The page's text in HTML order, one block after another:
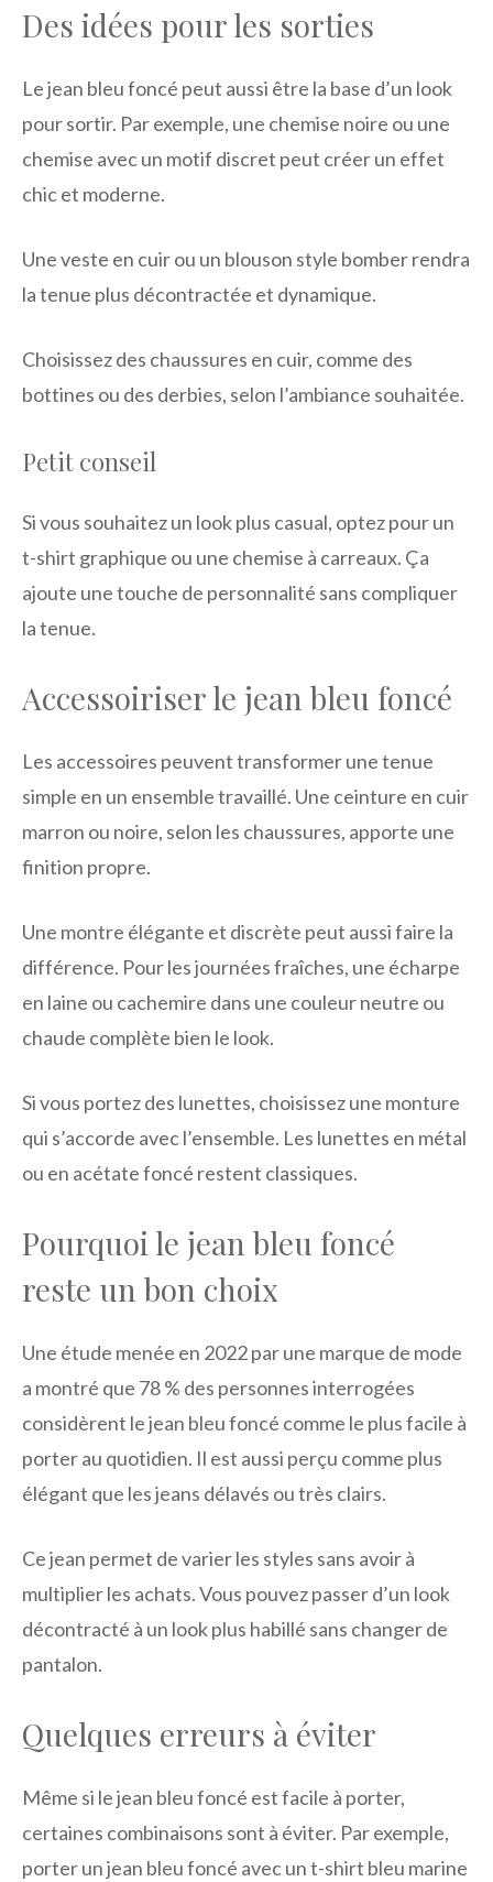
Des idées pour les sorties
Le jean bleu foncé peut aussi être la base d’un look
pour sortir. Par exemple, une chemise noire ou une
chemise avec un motif discret peut créer un effet
chic et moderne.
Une veste en cuir ou un blouson style bomber rendra
la tenue plus décontractée et dynamique.
Choisissez des chaussures en cuir, comme des
bottines ou des derbies, selon l’ambiance souhaitée.
Petit conseil
Si vous souhaitez un look plus casual, optez pour un
t-shirt graphique ou une chemise à carreaux. Ça
ajoute une touche de personnalité sans compliquer
la tenue.
Accessoiriser le jean bleu foncé
Les accessoires peuvent transformer une tenue
simple en un ensemble travaillé. Une ceinture en cuir
marron ou noire, selon les chaussures, apporte une
finition propre.
Une montre élégante et discrète peut aussi faire la
différence. Pour les journées fraîches, une écharpe
en laine ou cachemire dans une couleur neutre ou
chaude complète bien le look.
Si vous portez des lunettes, choisissez une monture
qui s’accorde avec l’ensemble. Les lunettes en métal
ou en acétate foncé restent classiques.
Pourquoi le jean bleu foncé
reste un bon choix
Une étude menée en 2022 par une marque de mode
a montré que 78 % des personnes interrogées
considèrent le jean bleu foncé comme le plus facile à
porter au quotidien. Il est aussi perçu comme plus
élégant que les jeans délavés ou très clairs.
Ce jean permet de varier les styles sans avoir à
multiplier les achats. Vous pouvez passer d’un look
décontracté à un look plus habillé sans changer de
pantalon.
Quelques erreurs à éviter
Même si le jean bleu foncé est facile à porter,
certaines combinaisons sont à éviter. Par exemple,
porter un jean bleu foncé avec un t-shirt bleu marine